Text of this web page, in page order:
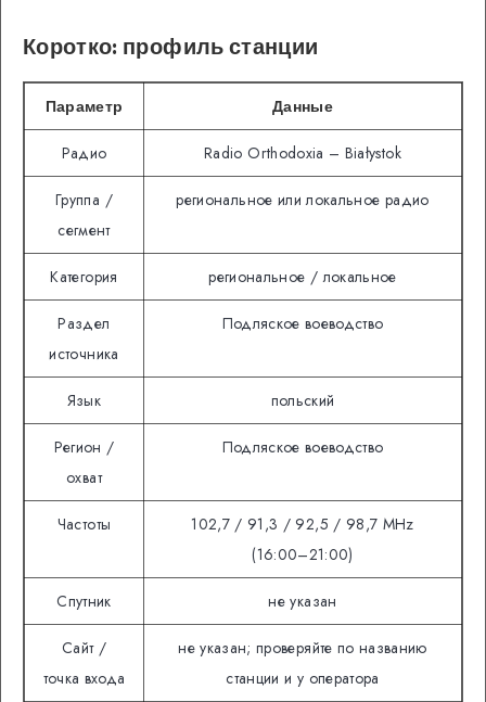
Коротко: профиль станции
Параметр Данные
Радио Radio Orthodoxia – Białystok
Группа /
сегмент
региональное или локальное радио
Категория региональное / локальное
Раздел
источника
Подляское воеводство
Язык польский
Регион /
охват
Подляское воеводство
Частоты
102,7 / 91,3 / 92,5 / 98,7 MHz
(16:00–21:00)
Спутник не указан
Сайт /
точка входа
не указан; проверяйте по названию
станции и у оператора